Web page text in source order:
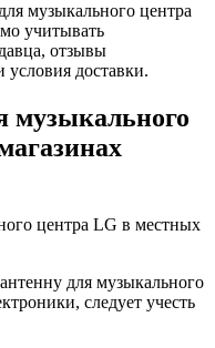
музыкального центра
учитывать
отзывы
доставки.
музыкального
для музыкального
следует учесть